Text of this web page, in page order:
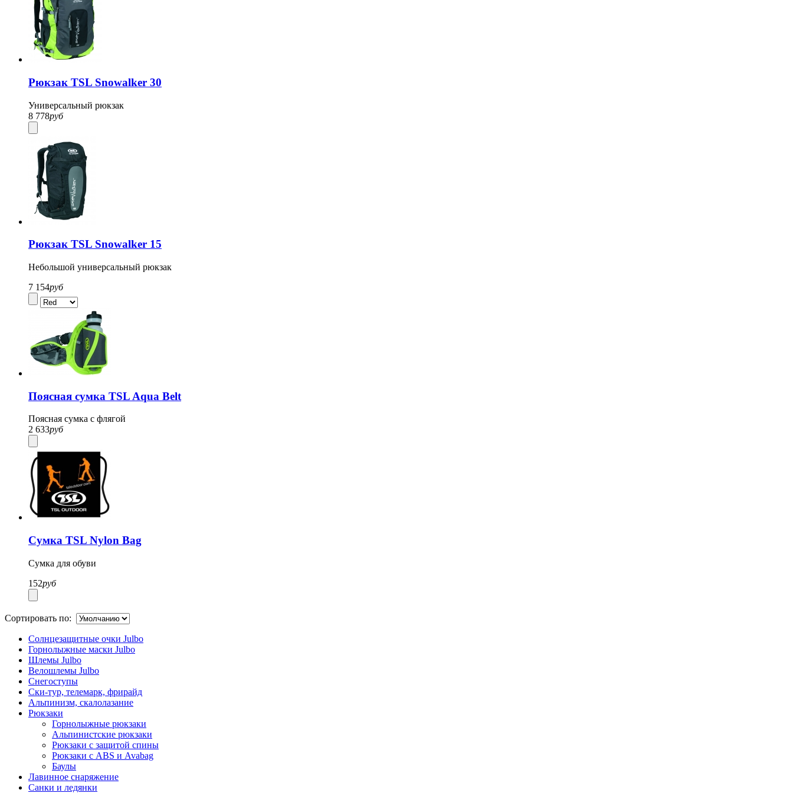
Рюкзак TSL Snowalker 30
Универсальный рюкзак
8 778руб
Рюкзак TSL Snowalker 15
Небольшой универсальный рюкзак
7 154руб
Поясная сумка TSL Aqua Belt
Поясная сумка с флягой
2 633руб
Сумка TSL Nylon Bag
Сумка для обуви
152руб
Сортировать по:
Солнцезащитные очки Julbo
Горнолыжные маски Julbo
Шлемы Julbo
Велошлемы Julbo
Снегоступы
Ски-тур, телемарк, фрирайд
Альпинизм, скалолазание
Рюкзаки
Горнолыжные рюкзаки
Альпинистские рюкзаки
Рюкзаки с защитой спины
Рюкзаки с ABS и Avabag
Баулы
Лавинное снаряжение
Санки и ледянки